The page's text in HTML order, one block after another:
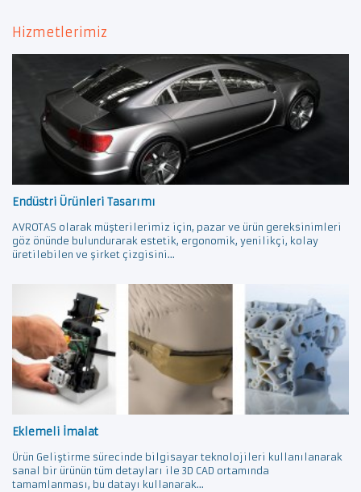
Hizmetlerimiz
Endüstri Ürünleri Tasarımı
AVROTAS olarak müşterilerimiz için, pazar ve ürün gereksinimleri
göz önünde bulundurarak estetik, ergonomik, yenilikçi, kolay
üretilebilen ve şirket çizgisini...
Eklemeli İmalat
Ürün Geliştirme sürecinde bilgisayar teknolojileri kullanılanarak
sanal bir ürünün tüm detayları ile 3D CAD ortamında
tamamlanması, bu datayı kullanarak...